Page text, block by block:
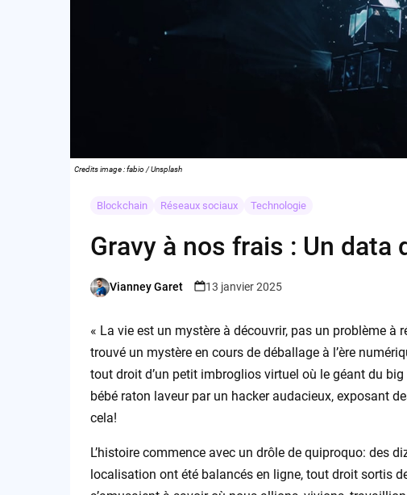
Credits image : fabio / Unsplash
Blockchain Réseaux sociaux Technologie
Gravy à nos frais : Un data
Posted
Vianney Garet 13 janvier 2025
« La vie est un mystère à découvrir, pas un problème à
trouvé un mystère en cours de déballage à l’ère
tout droit d’un petit imbroglios virtuel où le géant du
bébé raton laveur par un hacker audacieux, exposant
cela!
L’histoire commence avec un drôle de quiproquo: des
localisation ont été balancés en ligne, tout droit sortis